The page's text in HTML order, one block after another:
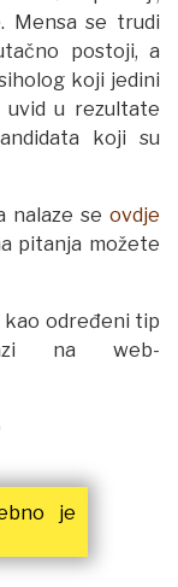
. Mensa se trudi
postoji, a
koji jedini
u rezultate
koji su
nalaze se ovdje
pitanja možete
određeni tip
na web-
je